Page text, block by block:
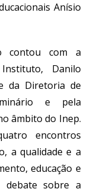
Anísio
contou com a
Danilo
da Diretoria de
e pela
âmbito do Inep.
encontros
a qualidade e a
educação e
debate sobre a